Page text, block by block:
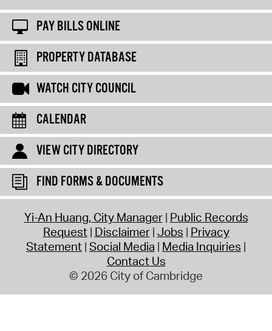
PAY BILLS ONLINE
PROPERTY DATABASE
WATCH CITY COUNCIL
CALENDAR
VIEW CITY DIRECTORY
FIND FORMS & DOCUMENTS
Yi-An Huang, City Manager Public Records
Request Disclaimer Jobs Privacy
Statement Social Media Media Inquiries
Contact Us
© 2026 City of Cambridge